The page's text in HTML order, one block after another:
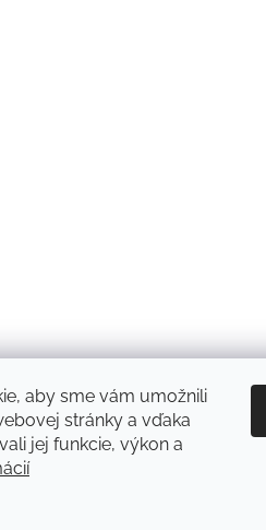
aby sme vám umožnili
stránky a vďaka
jej funkcie, výkon a